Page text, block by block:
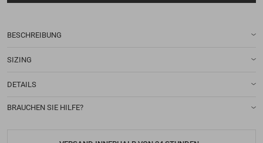
BESCHREIBUNG
SIZING
DETAILS
BRAUCHEN SIE HILFE?